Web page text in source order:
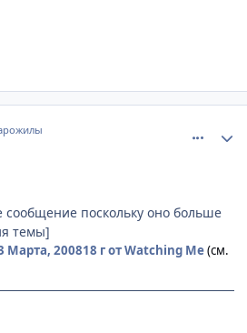
поскольку оно больше
темы]
Марта, 200818 гот Watching Me(см.